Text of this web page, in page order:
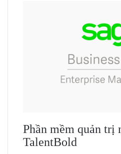
Phần mềm quản trị
TalentBold